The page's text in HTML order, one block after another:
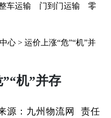
车运输 门到门运输
零
心 > 运价上涨“危”“机”并
机”并存
源：九州物流网 责任